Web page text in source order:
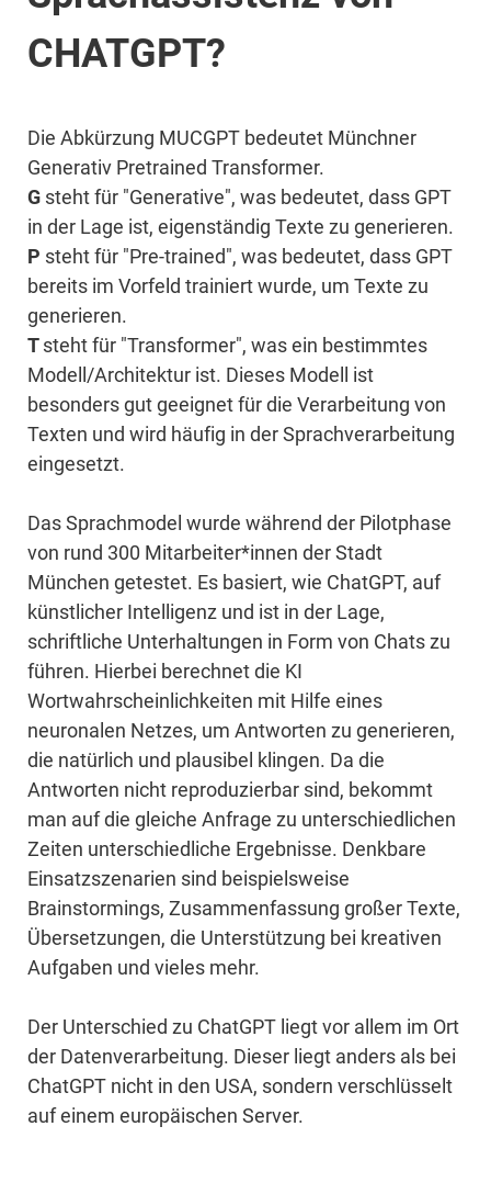
CHATGPT?
Die Abkürzung MUCGPT bedeutet Münchner
Generativ Pretrained Transformer.
G steht für "Generative", was bedeutet, dass GPT
in der Lage ist, eigenständig Texte zu generieren.
P steht für "Pre-trained", was bedeutet, dass GPT
bereits im Vorfeld trainiert wurde, um Texte zu
generieren.
Tsteht für "Transformer", was ein bestimmtes
Modell/Architektur ist. Dieses Modell ist
besonders gut geeignet für die Verarbeitung von
Texten und wird häufig in der Sprachverarbeitung
eingesetzt.
Das Sprachmodel wurde während der Pilotphase
von rund 300 Mitarbeiter*innen der Stadt
München getestet. Es basiert, wie ChatGPT, auf
künstlicher Intelligenz und ist in der Lage,
schriftliche Unterhaltungen in Form von Chats zu
führen. Hierbei berechnet die KI
Wortwahrscheinlichkeiten mit Hilfe eines
neuronalen Netzes, um Antworten zu generieren,
die natürlich und plausibel klingen. Da die
Antworten nicht reproduzierbar sind, bekommt
man auf die gleiche Anfrage zu unterschiedlichen
Zeiten unterschiedliche Ergebnisse. Denkbare
Einsatzszenarien sind beispielsweise
Brainstormings, Zusammenfassung großer Texte,
Übersetzungen, die Unterstützung bei kreativen
Aufgaben und vieles mehr.
Der Unterschied zu ChatGPT liegt vor allem im Ort
der Datenverarbeitung. Dieser liegt anders als bei
ChatGPT nicht in den USA, sondern verschlüsselt
auf einem europäischen Server.